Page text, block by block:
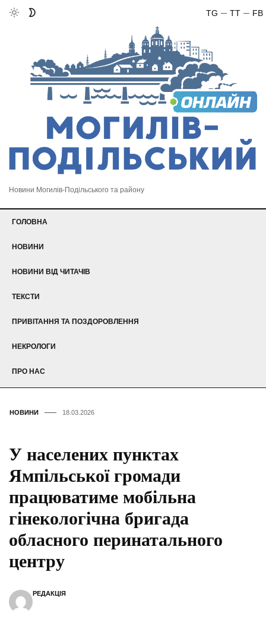
FB
TT
TG
Новини Могилів-Подільського та району
ГОЛОВНА
НОВИНИ
НОВИНИ ВІД ЧИТАЧІВ
ТЕКСТИ
ПРИВІТАННЯ ТА ПОЗДОРОВЛЕННЯ
НЕКРОЛОГИ
ПРО НАС
НОВИНИ 18.03.2026
У населених пунктах
Ямпільської громади
працюватиме мобільна
гінекологічна бригада
обласного перинатального
центру
РЕДАКЦІЯ